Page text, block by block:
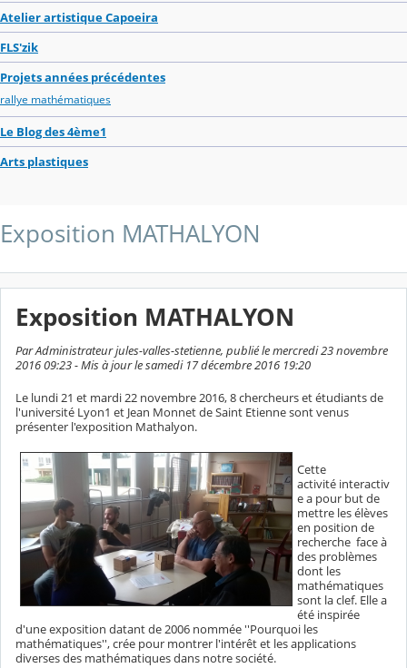
Atelier artistique Capoeira
FLS'zik
Projets années précédentes
rallye mathématiques
Le Blog des 4ème1
Arts plastiques
Exposition MATHALYON
Exposition MATHALYON
Par Administrateur jules-valles-stetienne, publié le mercredi 23 novembre
2016 09:23 - Mis à jour le samedi 17 décembre 2016 19:20
Le lundi 21 et mardi 22 novembre 2016, 8 chercheurs et étudiants de
l'université Lyon1 et Jean Monnet de Saint Etienne sont venus
présenter l'exposition Mathalyon.
Cette
activité interactiv
e a pour but de
mettre les élèves
en position de
recherche face à
des problèmes
dont les
mathématiques
sont la clef. Elle a
été inspirée
d'une exposition datant de 2006 nommée ''Pourquoi les
mathématiques'', crée pour montrer l'intérêt et les applications
diverses des mathématiques dans notre société.